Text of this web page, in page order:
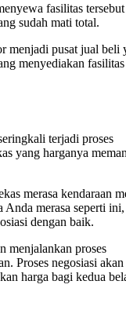
fasilitas
sudah mati total.
menjadi pusat jual beli
menyediakan fasilitas
terjadi proses
yang harganya
merasa kendaraan
Anda merasa seperti ini,
dengan baik.
menjalankan proses
Proses negosiasi akan
harga bagi kedua